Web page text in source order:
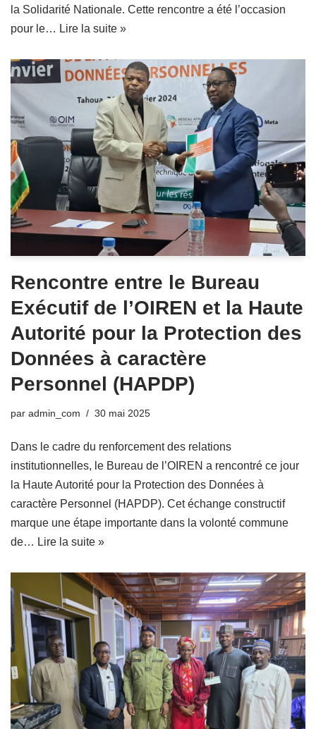
la Solidarité Nationale. Cette rencontre a été l’occasion
pour le… Lire la suite »
Rencontre entre le Bureau
Exécutif de l’OIREN et la Haute
Autorité pour la Protection des
Données à caractère
Personnel (HAPDP)
par admin_com 30 mai 2025
Dans le cadre du renforcement des relations
institutionnelles, le Bureau de l’OIREN a rencontré ce jour
la Haute Autorité pour la Protection des Données à
caractère Personnel (HAPDP). Cet échange constructif
marque une étape importante dans la volonté commune
de… Lire la suite »